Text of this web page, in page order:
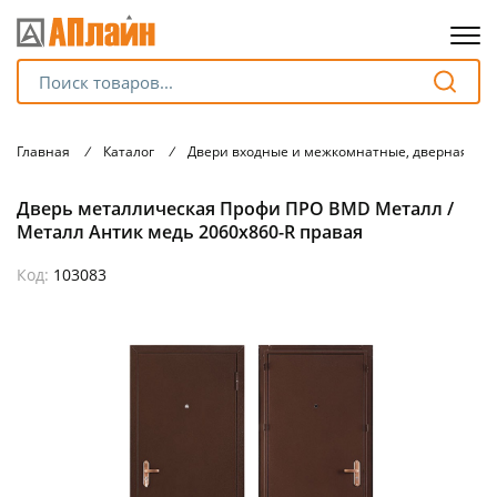
Главная / Каталог / Двери входные и межкомнатные, дверная
Дверь металлическая Профи ПРО BMD Металл /
Металл Антик медь 2060х860-R правая
Код: 103083
оплатуна части
без переплат
График платежей